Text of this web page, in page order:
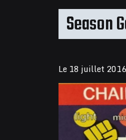
Season
Le 18 juillet 2016